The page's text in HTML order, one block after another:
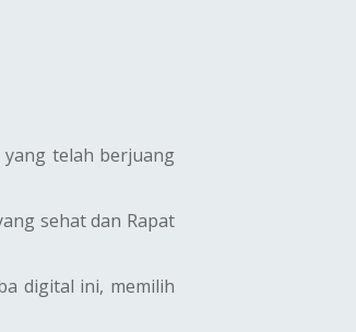
yang telah berjuang
sehat dan Rapat
digital ini, memilih